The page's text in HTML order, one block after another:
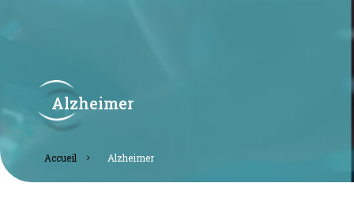
Alzheimer
accueil alzheimer